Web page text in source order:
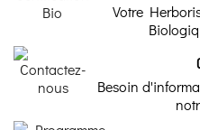
Votre
Besoin